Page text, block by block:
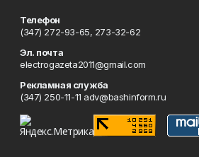
Телефон
(347) 272-93-65, 273-32-62
Эл. почта
electrogazeta2011@gmail.com
Рекламная служба
(347) 250-11-11 adv@bashinform.ru